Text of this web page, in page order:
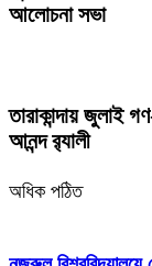
আলোচনা সভা
তারাকান্দায় জুলাই
আনন্দ র‍্যালী
অধিক পঠিত